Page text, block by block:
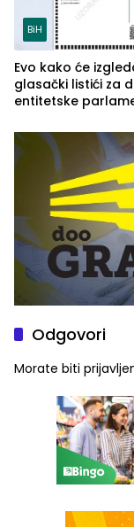
BiH
Evo kako će
glasački listići za
entitetske
vidljive na njima
Odgovori
Morate biti